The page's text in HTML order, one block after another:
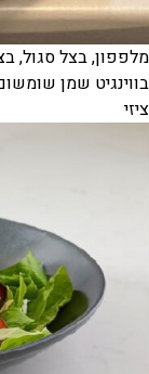
מלפפון, בצל סגול,
בווינגיט שמן
ציזי